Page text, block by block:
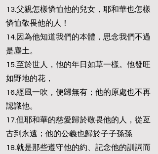
13.父親怎樣憐恤他的兒女，耶和華也怎樣
憐恤敬畏他的人！
14.因為他知道我們的本體，思念我們不過
是塵土。
15.至於世人，他的年日如草一樣。他發旺
如野地的花，
16.經風一吹，便歸無有；他的原處也不再
認識他。
17.但耶和華的慈愛歸於敬畏他的人，從亙
古到永遠；他的公義也歸於子子孫孫
18.就是那些遵守他的約、記念他的訓詞而